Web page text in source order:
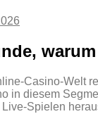
in diesem